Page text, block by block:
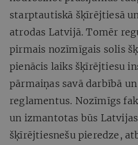
starptautiskā šķīrējtiesā
atrodas Latvijā. Tomēr
pirmais nozīmīgais solis
pienācis laiks šķīrējtiesu
pārmaiņas savā darbībā
reglamentus. Nozīmīgs
un izmantotas būs
šķīrējtiesnešu pieredze,